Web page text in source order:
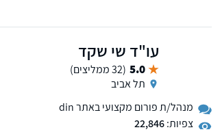
עו"ד שי שקד
5.0 (32 ממליצים)
תל אביב
מנהל/ת פורום מקצועי באתר din
צפיות:22,846